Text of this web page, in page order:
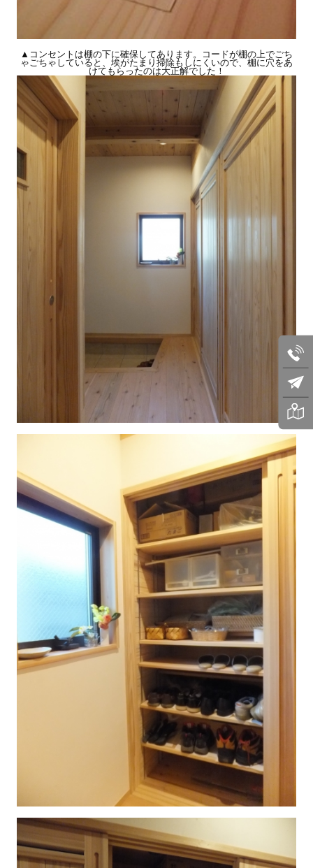
▲コンセントは棚の下に確保してあります。コードが棚の上でごち
ゃごちゃしていると、埃がたまり掃除もしにくいので、棚に穴をあ
けてもらったのは大正解でした！